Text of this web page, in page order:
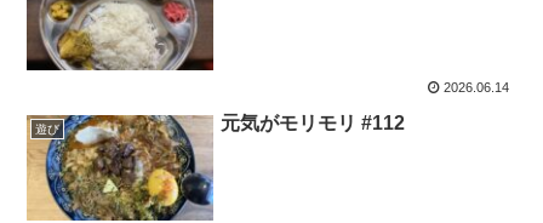
2026.06.14
遊び 元気がモリモリ #112